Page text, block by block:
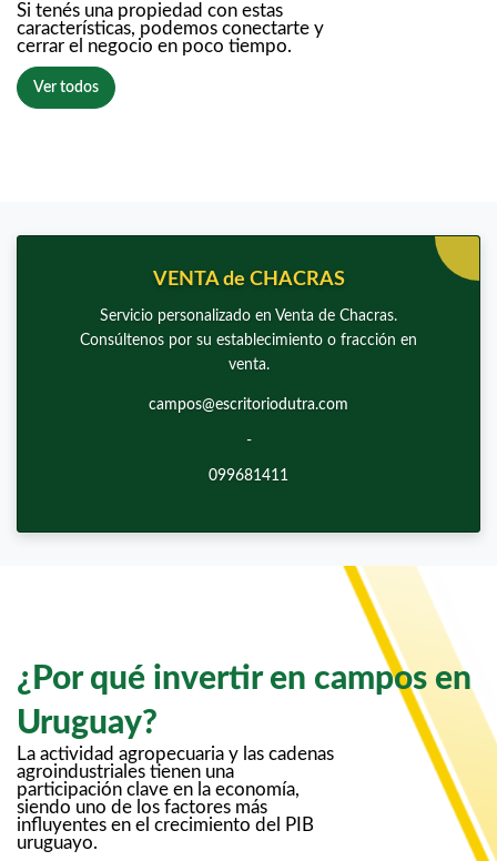
Si tenés una propiedad con estas
características, podemos conectarte y
cerrar el negocio en poco tiempo.
Ver todos
VENTA de CHACRAS
Servicio personalizado en Venta de Chacras.
Consúltenos por su establecimiento o fracción en
venta.
campos@escritoriodutra.com
-
099681411
¿Por qué invertir en campos en
Uruguay?
La actividad agropecuaria y las cadenas
agroindustriales tienen una
participación clave en la economía,
siendo uno de los factores más
influyentes en el crecimiento del PIB
uruguayo.